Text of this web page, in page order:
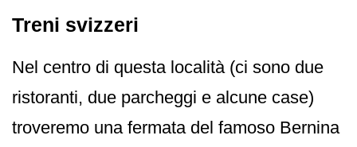
Treni svizzeri
Nel centro di questa località (ci sono due
ristoranti, due parcheggi e alcune case)
troveremo una fermata del famoso Bernina